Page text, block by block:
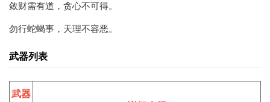
敛财需有道，贪心不可得。
勿行蛇蝎事，天理不容恶。
武器列表
武器